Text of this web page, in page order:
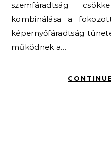
szemfáradtság
kombinálása a
képernyőfáradtság
működnek a…